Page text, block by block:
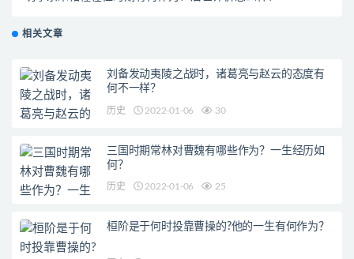
相关文章
刘备发动夷陵之战时，诸葛亮与赵云的态度有
何不一样？
历史 2022-01-06 30
三国时期常林对曹魏有哪些作为？一生经历如
何？
历史 2022-01-06 25
桓阶是于何时投靠曹操的?他的一生有何作为？